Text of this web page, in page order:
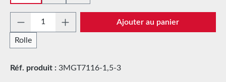
Quantité de produit : Entrez la quantité
Rolle
Ajouter au panier
Réf. produit : 3MGT7116-1,5-3